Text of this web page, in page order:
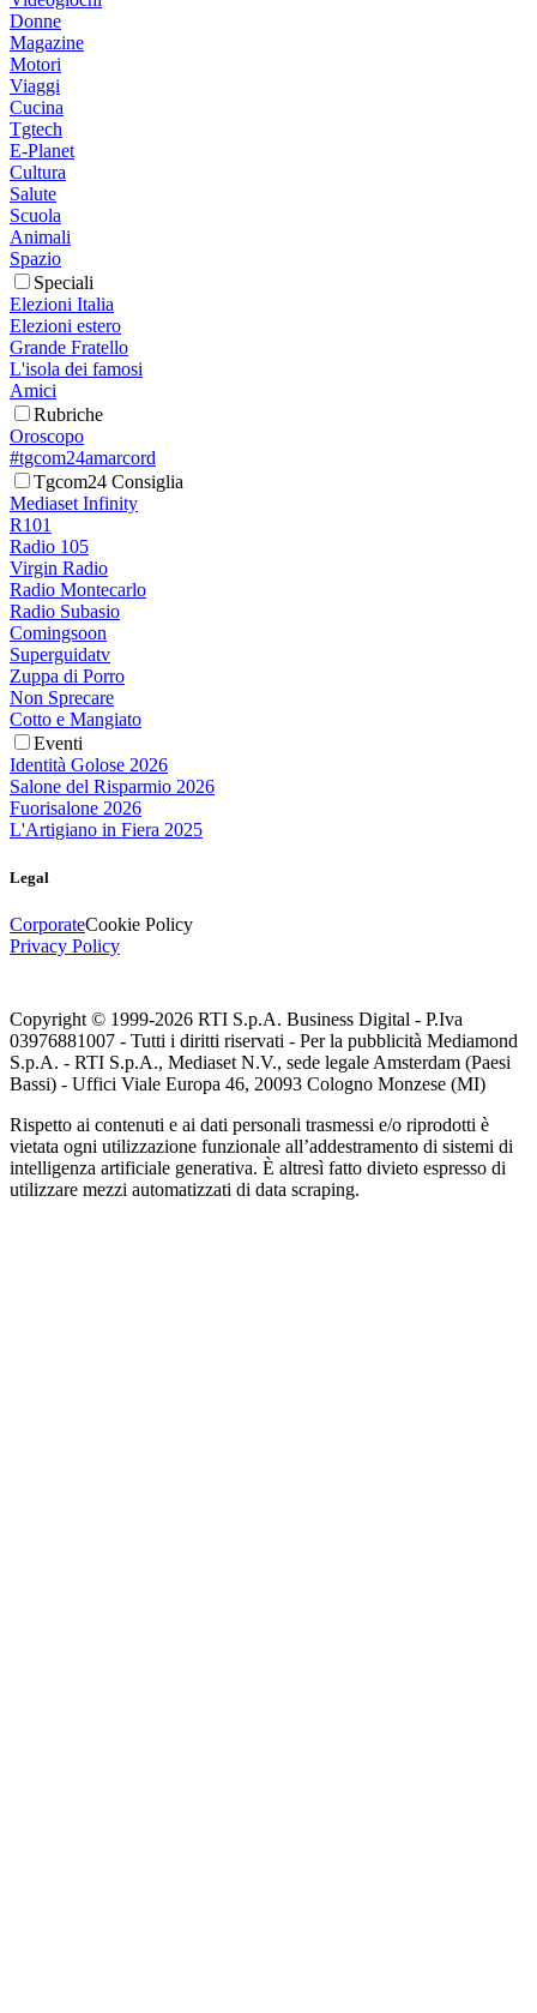
Donne
Magazine
Motori
Viaggi
Cucina
Tgtech
E-Planet
Cultura
Salute
Scuola
Animali
Spazio
Speciali
Elezioni Italia
Elezioni estero
Grande Fratello
L'isola dei famosi
Amici
Rubriche
Oroscopo
#tgcom24amarcord
Tgcom24 Consiglia
Mediaset Infinity
R101
Radio 105
Virgin Radio
Radio Montecarlo
Radio Subasio
Comingsoon
Superguidatv
Zuppa di Porro
Non Sprecare
Cotto e Mangiato
Eventi
Identità Golose 2026
Salone del Risparmio 2026
Fuorisalone 2026
L'Artigiano in Fiera 2025
Legal
CorporateCookie Policy
Privacy Policy
Copyright © 1999-2026 RTI S.p.A. Business Digital - P.Iva
03976881007 - Tutti i diritti riservati - Per la pubblicità Mediamond
S.p.A. - RTI S.p.A., Mediaset N.V., sede legale Amsterdam (Paesi
Bassi) - Uffici Viale Europa 46, 20093 Cologno Monzese (MI)
Rispetto ai contenuti e ai dati personali trasmessi e/o riprodotti è
vietata ogni utilizzazione funzionale all’addestramento di sistemi di
intelligenza artificiale generativa. È altresì fatto divieto espresso di
utilizzare mezzi automatizzati di data scraping.